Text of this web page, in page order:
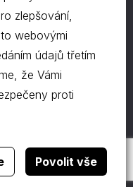
zlepšování,
webovými
že Vámi
proti
Povolit vše